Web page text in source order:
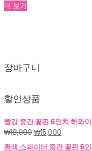
더 보기
장바구니
할인상품
빨강 중간 꽃핀 6인치 하와
₩18,000 원
래
₩15,000
재
흰색 스파이더 중간 꽃핀 6